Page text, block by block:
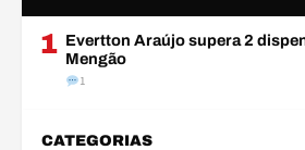
1 Evertton Araújo supera 2
Mengão
1
CATEGORIAS